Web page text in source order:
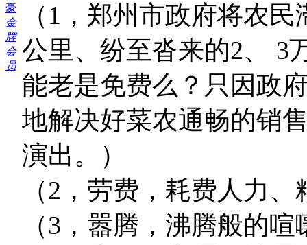
豪
金
牌
会
员
（1，郑州市政府将农
公里、纷至沓来的2、 3
能老是免费么？只因政
地解决好菜农通畅的销
演出。）
（2，劳费，耗费人力
（3，嚣腾，沸腾般的喧